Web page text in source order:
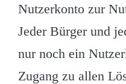
Nutzerkonto zur
Jeder Bürger und
nur noch ein
Zugang zu allen